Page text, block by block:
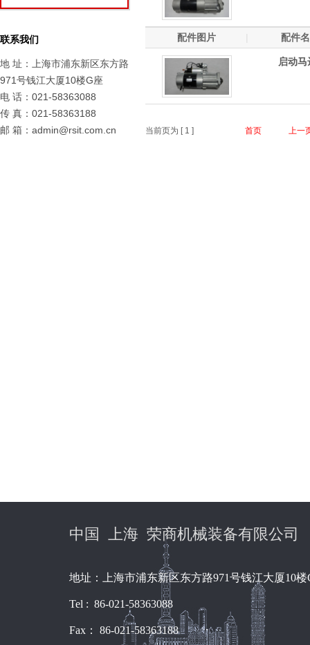
联系我们
地 址：上海市浦东新区东方路
971号钱江大厦10楼G座
电 话：021-58363088
传 真：021-58363188
邮 箱：admin@rsit.com.cn
配件图片 配件
启动马
当前页为 [ 1 ] 首页 上一
中国 上海 荣商机械装备有限公司
地址：上海市浦东新区东方路971号钱江大厦10楼
Tel : 86-021-58363088
Fax： 86-021-58363188